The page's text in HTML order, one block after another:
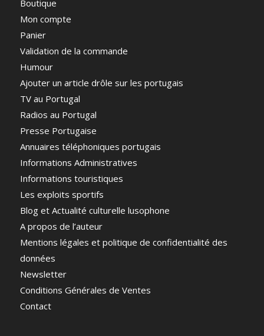
Boutique
Mon compte
Panier
Validation de la commande
Humour
Ajouter un article drôle sur les portugais
TV au Portugal
Radios au Portugal
Presse Portugaise
Annuaires téléphoniques portugais
Informations Administratives
Informations touristiques
Les exploits sportifs
Blog et Actualité culturelle lusophone
A propos de l’auteur
Mentions légales et politique de confidentialité des
données
Newsletter
Conditions Générales de Ventes
Contact